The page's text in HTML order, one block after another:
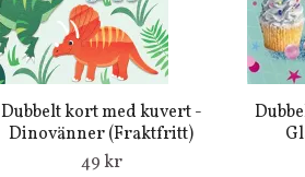
Dubbelt kort med kuvert -
Dinovänner (Fraktfritt)
49 kr